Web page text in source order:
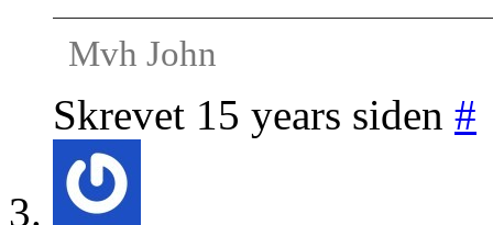
Mvh John
Skrevet 15 years siden #